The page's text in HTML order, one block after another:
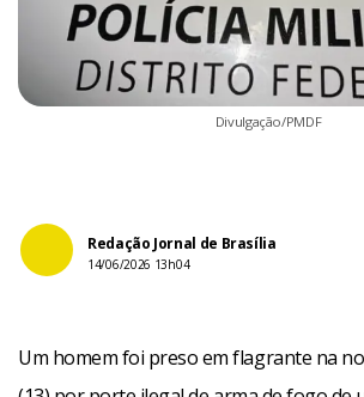
Divulgação/PMDF
Redação Jornal de Brasília
14/06/2026 13h04
Um homem foi preso em flagrante na